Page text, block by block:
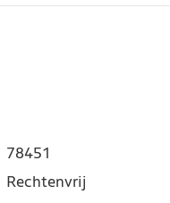
78451
Rechtenvrij